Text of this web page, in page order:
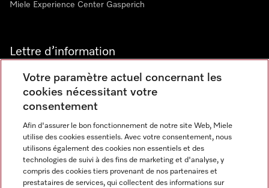
Miele Experience Center Gasperich
Lettre d’information
Langue
FRANCAIS
Votre paramètre actuel concernant les
cookies nécessitant votre
consentement
Afin d'assurer le bon fonctionnement de notre site Web, Miele
utilise des cookies essentiels. Avec votre consentement, nous
utilisons également des cookies non essentiels et des
technologies de suivi à des fins de marketing et d'analyse, y
compris des cookies tiers provenant de nos partenaires et
prestataires de services, qui collectent des informations sur